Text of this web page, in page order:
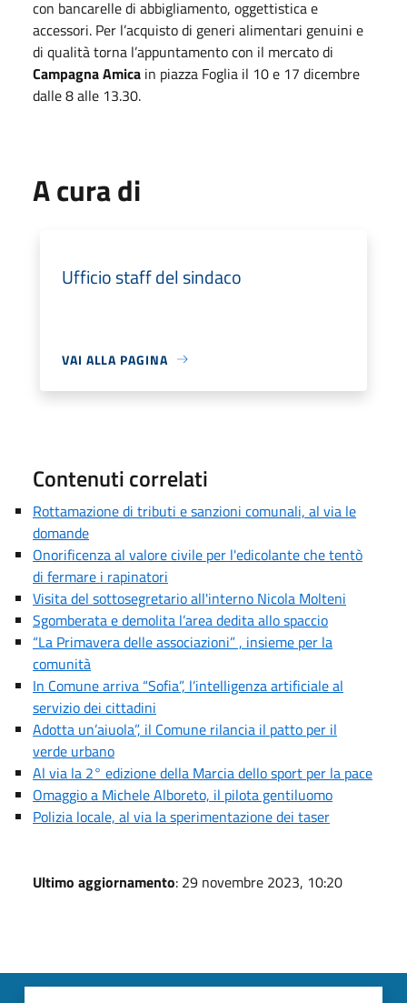
con bancarelle di abbigliamento, oggettistica e
accessori. Per l’acquisto di generi alimentari genuini e
di qualità torna l’appuntamento con il mercato di
Campagna Amica in piazza Foglia il 10 e 17 dicembre
dalle 8 alle 13.30.
A cura di
Ufficio staff del sindaco
VAI ALLA PAGINA
Contenuti correlati
Rottamazione di tributi e sanzioni comunali, al via le
domande
Onorificenza al valore civile per l'edicolante che tentò
di fermare i rapinatori
Visita del sottosegretario all'interno Nicola Molteni
Sgomberata e demolita l’area dedita allo spaccio
“La Primavera delle associazioni” , insieme per la
comunità
In Comune arriva “Sofia”, l’intelligenza artificiale al
servizio dei cittadini
Adotta un’aiuola”, il Comune rilancia il patto per il
verde urbano
Al via la 2° edizione della Marcia dello sport per la pace
Omaggio a Michele Alboreto, il pilota gentiluomo
Polizia locale, al via la sperimentazione dei taser
Ultimo aggiornamento: 29 novembre 2023, 10:20